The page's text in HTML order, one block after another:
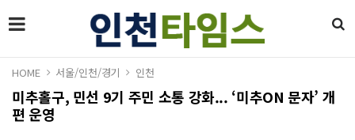
HOME 서울/인천/경기 인천
미추홀구, 민선 9기 주민 소통 강화... ‘미추ON 문자’ 개
편 운영